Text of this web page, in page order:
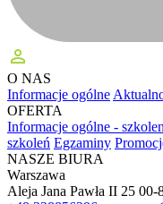
perm_identity
O NAS
Informacje ogólne
OFERTA
Informacje ogólne -
szkoleń Egzaminy
NASZE BIURA
Warszawa
Aleja Jana Pawła II 25 00-